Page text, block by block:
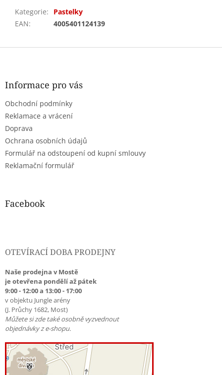
Kategorie:
Pastelky
EAN: 4005401124139
Z
Informace pro vás
Obchodní podmínky
Reklamace a vrácení
Doprava
Ochrana osobních údajů
Formulář na odstoupení od kupní smlouvy
Reklamační formulář
Facebook
OTEVÍRACÍ DOBA PRODEJNY
Naše prodejna v Mostě
je otevřena pondělí až pátek
9:00 - 12:00 a 13:00 - 17:00
v objektu Jungle arény
(J. Průchy 1682, Most)
Můžete si zde také osobně vyzvednout
objednávky z e-shopu.